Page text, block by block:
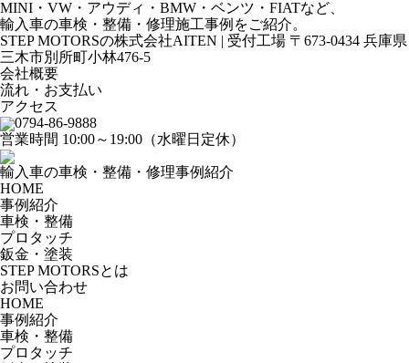
MINI・VW・アウディ・BMW・ベンツ・FIATなど、
輸入車の車検・整備・修理施工事例をご紹介。
STEP MOTORSの株式会社AITEN | 受付工場 〒673-0434 兵庫県
三木市別所町小林476-5
会社概要
流れ・お支払い
アクセス
0794-86-9888
営業時間 10:00～19:00（水曜日定休）
輸入車の車検・整備・修理事例紹介
HOME
事例紹介
車検・整備
プロタッチ
鈑金・塗装
STEP MOTORSとは
お問い合わせ
HOME
事例紹介
車検・整備
プロタッチ